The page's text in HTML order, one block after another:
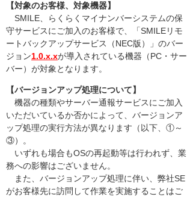
【対象のお客様、対象機器】
SMILE、らくらくマイナンバーシステムの保
守サービスにご加入のお客様で、「SMILEリモ
ートバックアップサービス（NEC版）」のバー
ジョン1.0.x.xが導入されている機器（PC・サー
バー）が対象となります。
【バージョンアップ処理について】
機器の種類やサーバー通報サービスにご加入
いただいているか否かによって、バージョンア
ップ処理の実行方法が異なります（以下、①～
③）。
いずれも場合もOSの再起動等は行われず、業
務への影響はございません。
また、バージョンアップ処理に伴い、弊社SE
がお客様先に訪問して作業を実施することはご